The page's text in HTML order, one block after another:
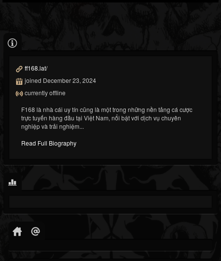
ff168.lat/
joined December 23, 2024
currently offline
F168 là nhà cái uy tín cũng là một trong những nền tảng cá cược
trực tuyến hàng đầu tại Việt Nam, nổi bật với dịch vụ chuyên
nghiệp và trải nghiệm...
Read Full Biography